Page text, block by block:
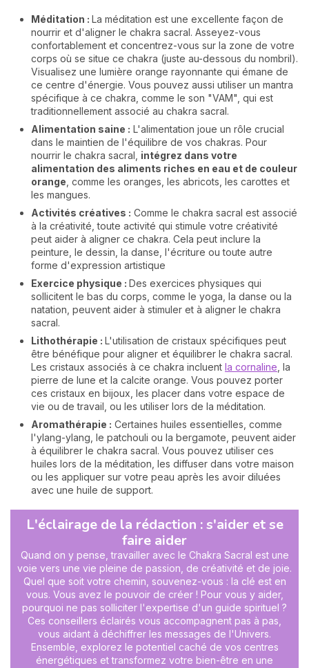
Méditation : La méditation est une excellente façon de
nourrir et d'aligner le chakra sacral. Asseyez-vous
confortablement et concentrez-vous sur la zone de votre
corps où se situe ce chakra (juste au-dessous du nombril).
Visualisez une lumière orange rayonnante qui émane de
ce centre d'énergie. Vous pouvez aussi utiliser un mantra
spécifique à ce chakra, comme le son "VAM", qui est
traditionnellement associé au chakra sacral.
Alimentation saine : L'alimentation joue un rôle crucial
dans le maintien de l'équilibre de vos chakras. Pour
nourrir le chakra sacral, intégrez dans votre
alimentation des aliments riches en eau et de couleur
orange , comme les oranges, les abricots, les carottes et
les mangues.
Activités créatives : Comme le chakra sacral est associé
à la créativité, toute activité qui stimule votre créativité
peut aider à aligner ce chakra. Cela peut inclure la
peinture, le dessin, la danse, l'écriture ou toute autre
forme d'expression artistique
Exercice physique : Des exercices physiques qui
sollicitent le bas du corps, comme le yoga, la danse ou la
natation, peuvent aider à stimuler et à aligner le chakra
sacral.
Lithothérapie : L'utilisation de cristaux spécifiques peut
être bénéfique pour aligner et équilibrer le chakra sacral.
Les cristaux associés à ce chakra incluent la cornaline , la
pierre de lune et la calcite orange. Vous pouvez porter
ces cristaux en bijoux, les placer dans votre espace de
vie ou de travail, ou les utiliser lors de la méditation.
Aromathérapie : Certaines huiles essentielles, comme
l'ylang-ylang, le patchouli ou la bergamote, peuvent aider
à équilibrer le chakra sacral. Vous pouvez utiliser ces
huiles lors de la méditation, les diffuser dans votre maison
ou les appliquer sur votre peau après les avoir diluées
avec une huile de support.
L'éclairage de la rédaction : s'aider et se
faire aider
Quand on y pense, travailler avec le Chakra Sacral est une
voie vers une vie pleine de passion, de créativité et de joie.
Quel que soit votre chemin, souvenez-vous : la clé est en
vous. Vous avez le pouvoir de créer ! Pour vous y aider,
pourquoi ne pas solliciter l'expertise d'un guide spirituel ?
Ces conseillers éclairés vous accompagnent pas à pas,
vous aidant à déchiffrer les messages de l'Univers.
Ensemble, explorez le potentiel caché de vos centres
énergétiques et transformez votre bien-être en une